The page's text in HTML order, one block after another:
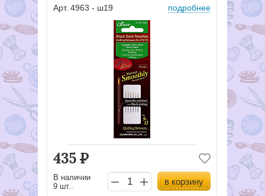
Арт. 4963 - ш19 подробнее
435Р
В наличии
9 шт..
в корзину